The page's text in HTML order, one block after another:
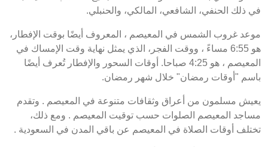
في ذلك الحنفي، الشافعي، المالكي، والحنبلي.
موعد غروب الشمس في المعيصم ، المعروف أيضًا بوقت الإفطار،
هو 6:55 مساءً ، ووقت الفجر، الذي يمثل نهاية وقت الإمساك في
المعيصم ، هو 4:25 صباحا. أوقات السحور والإفطار تُعرف أيضًا
باسم "أوقات رمضان" خلال شهر رمضان.
يعيش مسلمون من أعراق وثقافات متنوعة في المعيصم . وتقدم
مساجد المعيصم الصلوات حسب توقيت المعيصم . ومع ذلك،
تختلف أوقات الصلاة في المعيصم عن باقي المدن في السعودية .